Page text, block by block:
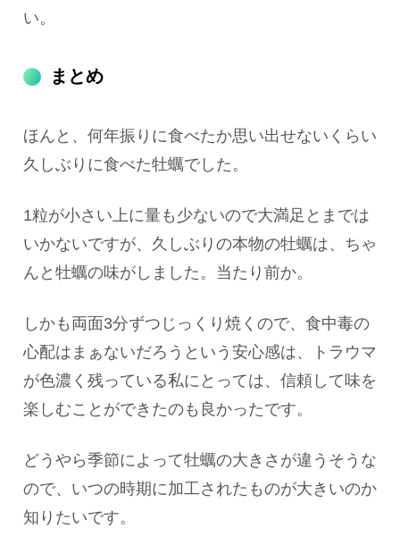
い。
まとめ
ほんと、何年振りに食べたか思い出せないくらい
久しぶりに食べた牡蠣でした。
1粒が小さい上に量も少ないので大満足とまでは
いかないですが、久しぶりの本物の牡蠣は、ちゃ
んと牡蠣の味がしました。当たり前か。
しかも両面3分ずつじっくり焼くので、食中毒の
心配はまぁないだろうという安心感は、トラウマ
が色濃く残っている私にとっては、信頼して味を
楽しむことができたのも良かったです。
どうやら季節によって牡蠣の大きさが違うそうな
ので、いつの時期に加工されたものが大きいのか
知りたいです。